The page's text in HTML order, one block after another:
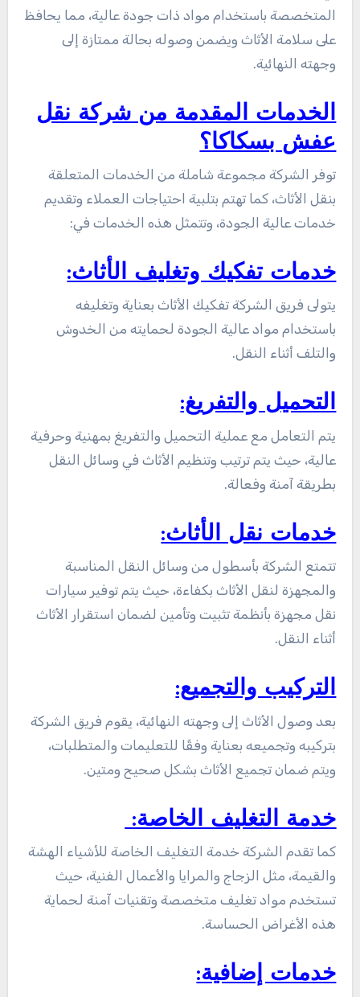
المتخصصة باستخدام مواد ذات جودة عالية، مما يحافظ
على سلامة الأثاث ويضمن وصوله بحالة ممتازة إلى
وجهته النهائية.
الخدمات المقدمة من شركة نقل
عفش بسكاكا؟
توفر الشركة مجموعة شاملة من الخدمات المتعلقة
بنقل الأثاث، كما تهتم بتلبية احتياجات العملاء وتقديم
خدمات عالية الجودة، وتتمثل هذه الخدمات في:
خدمات تفكيك وتغليف الأثاث:
يتولى فريق الشركة تفكيك الأثاث بعناية وتغليفه
باستخدام مواد عالية الجودة لحمايته من الخدوش
والتلف أثناء النقل.
التحميل والتفريغ:
يتم التعامل مع عملية التحميل والتفريغ بمهنية وحرفية
عالية، حيث يتم ترتيب وتنظيم الأثاث في وسائل النقل
بطريقة آمنة وفعالة.
خدمات نقل الأثاث:
تتمتع الشركة بأسطول من وسائل النقل المناسبة
والمجهزة لنقل الأثاث بكفاءة، حيث يتم توفير سيارات
نقل مجهزة بأنظمة تثبيت وتأمين لضمان استقرار الأثاث
أثناء النقل.
التركيب والتجميع:
بعد وصول الأثاث إلى وجهته النهائية، يقوم فريق الشركة
بتركيبه وتجميعه بعناية وفقًا للتعليمات والمتطلبات،
ويتم ضمان تجميع الأثاث بشكل صحيح ومتين.
خدمة التغليف الخاصة:
كما تقدم الشركة خدمة التغليف الخاصة للأشياء الهشة
والقيمة، مثل الزجاج والمرايا والأعمال الفنية، حيث
تستخدم مواد تغليف متخصصة وتقنيات آمنة لحماية
هذه الأغراض الحساسة.
خدمات إضافية: